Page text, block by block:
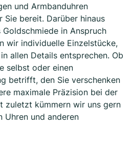
und Armbanduhren
Sie bereit. Darüber hinaus
in Anspruch
wir individuelle Einzelstücke,
allen Details entsprechen. Ob
selbst oder einen
betrifft, den Sie verschenken
maximale Präzision bei der
zuletzt kümmern wir uns gern
Uhren und anderen